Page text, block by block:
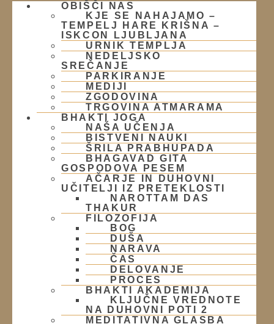
OBIŠČI NAS
KJE SE NAHAJAMO –
TEMPELJ HARE KRIŠNA –
ISKCON LJUBLJANA
URNIK TEMPLJA
NEDELJSKO
SREČANJE
PARKIRANJE
MEDIJI
ZGODOVINA
TRGOVINA ATMARAMA
BHAKTI JOGA
NAŠA UČENJA
BISTVENI NAUKI
ŠRILA PRABHUPADA
BHAGAVAD GITA
GOSPODOVA PESEM
AČARJE IN DUHOVNI
UČITELJI IZ PRETEKLOSTI
NAROTTAM DAS
THAKUR
FILOZOFIJA
BOG
DUŠA
NARAVA
ČAS
DELOVANJE
PROCES
BHAKTI AKADEMIJA
KLJUČNE VREDNOTE
NA DUHOVNI POTI 2
MEDITATIVNA GLASBA
Kontakt
Žibertova 27, Ljubljana
01 431 21 24
info@harekrisna.net